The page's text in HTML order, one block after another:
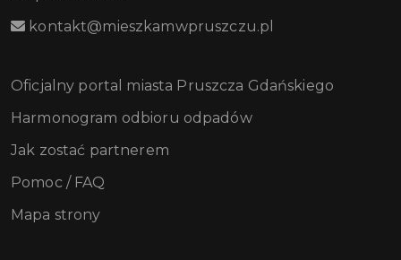
kontakt@mieszkamwpruszczu.pl
Oficjalny portal miasta Pruszcza Gdańskiego
Harmonogram odbioru odpadów
Jak zostać partnerem
Pomoc / FAQ
Mapa strony